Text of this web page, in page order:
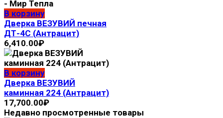
В корзину
Дверка ВЕЗУВИЙ печная
ДТ-4С (Антрацит)
6,410.00₽
В корзину
Дверка ВЕЗУВИЙ
каминная 224 (Антрацит)
17,700.00₽
Недавно просмотренные товары